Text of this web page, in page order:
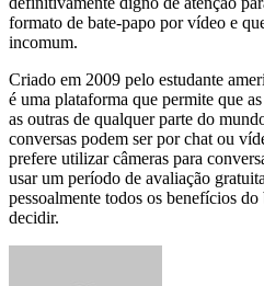
formato de bate-papo por vídeo e
incomum.
Criado em 2009 pelo estudante
é uma plataforma que permite que
as outras de qualquer parte do
conversas podem ser por chat ou
prefere utilizar câmeras para
usar um período de avaliação
pessoalmente todos os benefícios
decidir.